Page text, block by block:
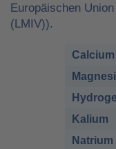
Europäischen
(LMIV)).
Calcium
Kalium
Natrium